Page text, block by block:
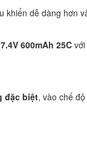
khiển dễ dàng hơn
7.4V 600mAh 25C
đặc biệt, vào chế